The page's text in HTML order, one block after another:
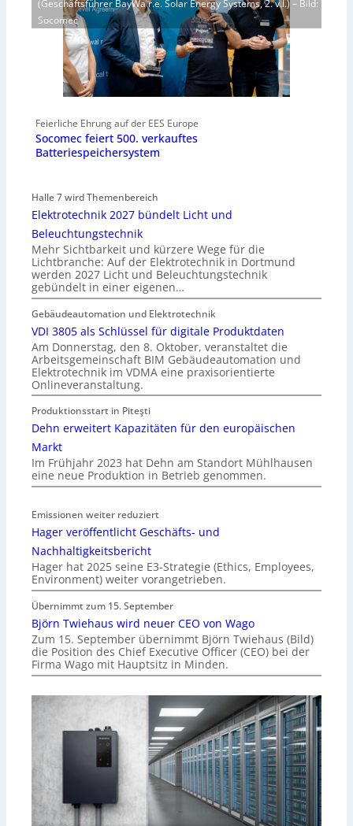
(Geschäftsführer BayWa r.e. Solar Energy Systems, 2. v.l.) – Bild:
Socomec
Feierliche Ehrung auf der EES Europe
Socomec feiert 500. verkauftes
Batteriespeichersystem
Halle 7 wird Themenbereich
Elektrotechnik 2027 bündelt Licht und
Beleuchtungstechnik
Mehr Sichtbarkeit und kürzere Wege für die
Lichtbranche: Auf der Elektrotechnik in Dortmund
werden 2027 Licht und Beleuchtungstechnik
gebündelt in einer eigenen…
Gebäudeautomation und Elektrotechnik
VDI 3805 als Schlüssel für digitale Produktdaten
Am Donnerstag, den 8. Oktober, veranstaltet die
Arbeitsgemeinschaft BIM Gebäudeautomation und
Elektrotechnik im VDMA eine praxisorientierte
Onlineveranstaltung.
Produktionsstart in Piteşti
Dehn erweitert Kapazitäten für den europäischen
Markt
Im Frühjahr 2023 hat Dehn am Standort Mühlhausen
eine neue Produktion in Betrieb genommen.
Emissionen weiter reduziert
Hager veröffentlicht Geschäfts- und
Nachhaltigkeitsbericht
Hager hat 2025 seine E3-Strategie (Ethics, Employees,
Environment) weiter vorangetrieben.
Übernimmt zum 15. September
Björn Twiehaus wird neuer CEO von Wago
Zum 15. September übernimmt Björn Twiehaus (Bild)
die Position des Chief Executive Officer (CEO) bei der
Firma Wago mit Hauptsitz in Minden.